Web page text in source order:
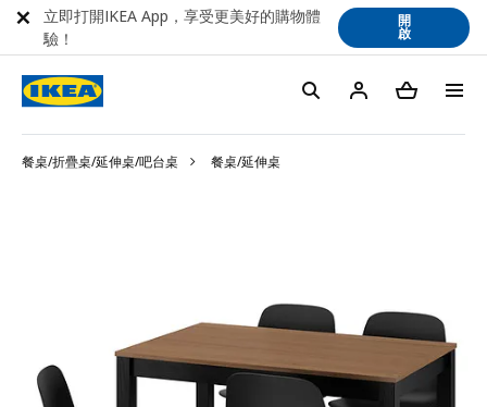
餐桌/折疊桌/延伸桌/吧台桌 餐桌/延伸桌
立即打開IKEA App，享受更美好的購物體
驗！
開
啟